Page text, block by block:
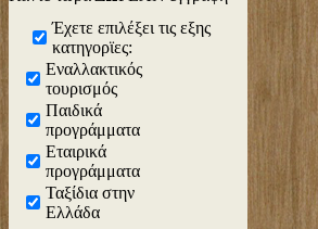
Έχετε επιλέξει τις εξης
κατηγορϊες:
Εναλλακτικός
τουρισμός
Παιδικά
προγράμματα
Εταιρικά
προγράμματα
Ταξίδια στην
Ελλάδα